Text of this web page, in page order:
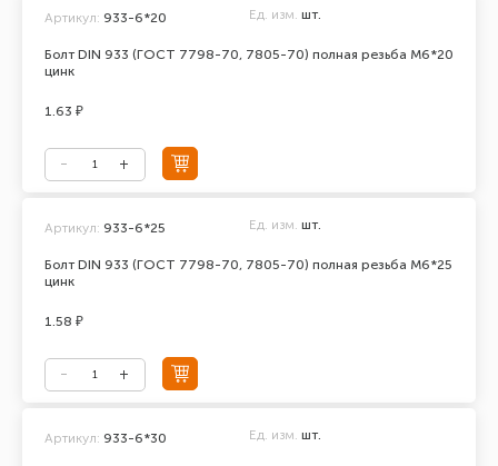
Болт DIN 933 (ГОСТ 7798-70, 7805-70) полная резьба М6*20
цинк
Артикул: 933-6*20 Ед. изм. шт.
1.63 ₽
Болт DIN 933 (ГОСТ 7798-70, 7805-70) полная резьба М6*25
цинк
Артикул: 933-6*25 Ед. изм. шт.
1.58 ₽
Артикул: 933-6*30 Ед. изм. шт.